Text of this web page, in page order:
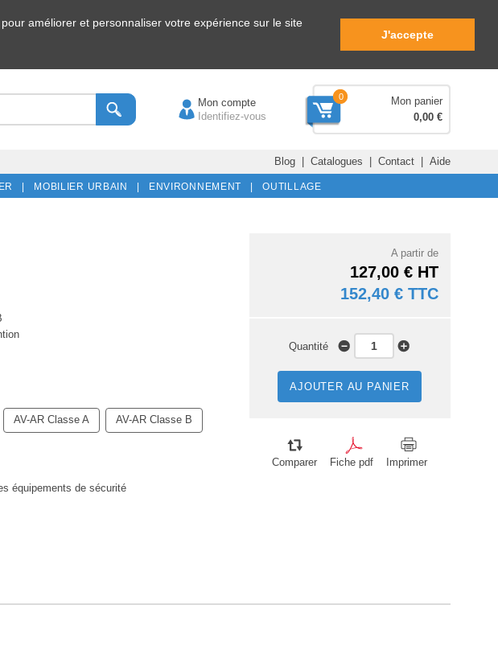
améliorer et personnaliser votre expérience sur le site
J'accepte
Mon compte
Identifiez-vous
0
Mon panier
0,00 €
Blog| Catalogues | Contact| Aide
| MOBILIER URBAIN | ENVIRONNEMENT | OUTILLAGE
AV-AR Classe A AV-AR Classe B
équipements de sécurité
A partir de
127,00 € HT
152,40 € TTC
Quantité
AJOUTER AU PANIER
Comparer Fiche pdf Imprimer